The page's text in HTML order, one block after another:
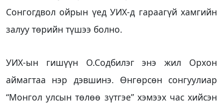
Сонгогдвол ойрын үед УИХ-д гараагүй хамгийн
залуу төрийн түшээ болно.
УИХ-ын гишүүн О.Содбилэг энэ жил Орхон
аймагтаа нэр дэвшинэ. Өнгөрсөн сонгуулиар
“Монгол улсын төлөө зүтгэе” хэмээх час хийсэн